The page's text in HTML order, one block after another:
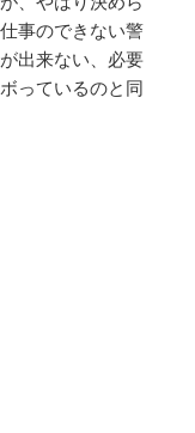
事のできない警
出来ない、必要
っているのと同